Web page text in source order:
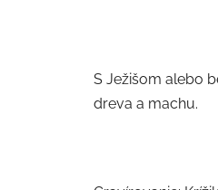
S Ježišom alebo
dreva a machu.